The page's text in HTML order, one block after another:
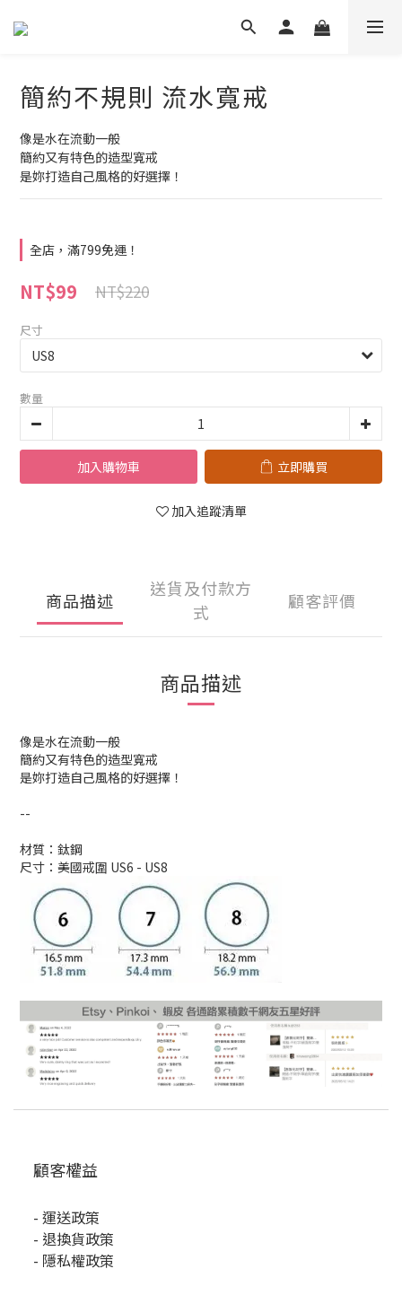
簡約不規則 流水寬戒
像是水在流動一般
簡約又有特色的造型寬戒
是妳打造自己風格的好選擇！
全店，滿799免運！
NT$99 NT$220
尺寸
數量
加入購物車 立即購買
加入追蹤清單
商品描述
送貨及付款方
式
顧客評價
商品描述
像是水在流動一般
簡約又有特色的造型寬戒
是妳打造自己風格的好選擇！
--
材質：鈦鋼
尺寸：美國戒圍 US6 - US8
顧客權益
- 運送政策
- 退換貨政策
- 隱私權政策